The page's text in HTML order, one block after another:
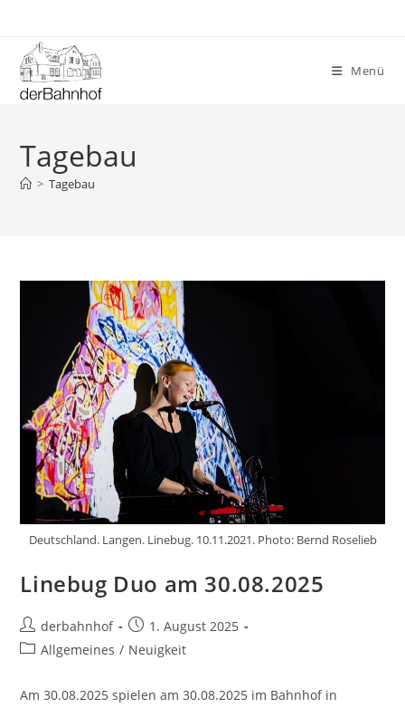
springen
Menü
Tagebau
> Tagebau
Deutschland. Langen. Linebug. 10.11.2021. Photo: Bernd Roselieb
Linebug Duo am 30.08.2025
Beitrags-
Autor:
derbahnhof
Beitrag
veröffentlicht:
1. August 2025
Beitrags-
Allgemeines / Neuigkeit
Am 30.08.2025 spielen am 30.08.2025 im Bahnhof in